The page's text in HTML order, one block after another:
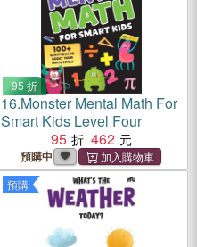
95 折
16.Monster Mental Math For
Smart Kids Level Four
95
462
預購中
預購